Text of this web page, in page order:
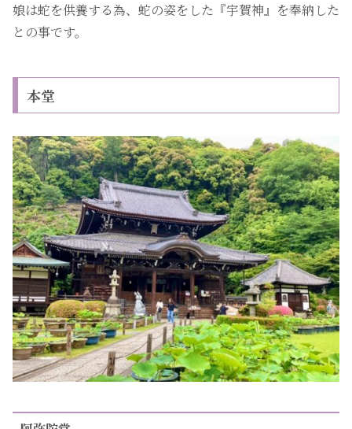
娘は蛇を供養する為、蛇の姿をした『宇賀神』を奉納した
との事です。
本堂